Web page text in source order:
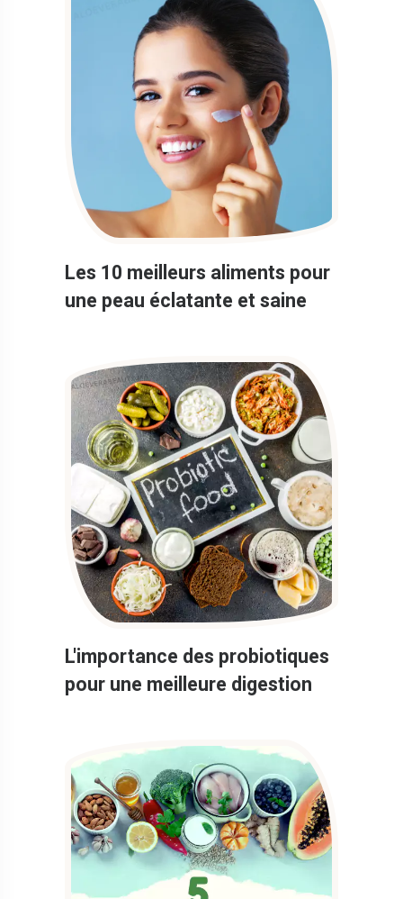
Les 10 meilleurs aliments pour
une peau éclatante et saine
L'importance des probiotiques
pour une meilleure digestion